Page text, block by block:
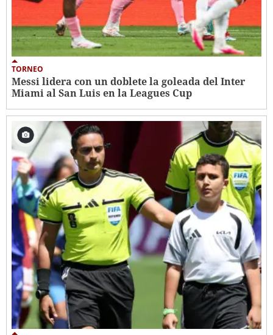
TORNEO
Messi lidera con un doblete la goleada del Inter
Miami al San Luis en la Leagues Cup